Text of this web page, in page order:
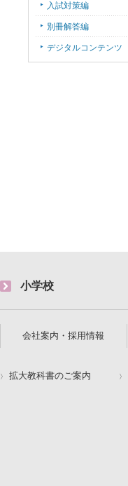
入試対策編
別冊解答編
デジタルコンテンツ
小学校
会社案内・採用情報
拡大教科書のご案内